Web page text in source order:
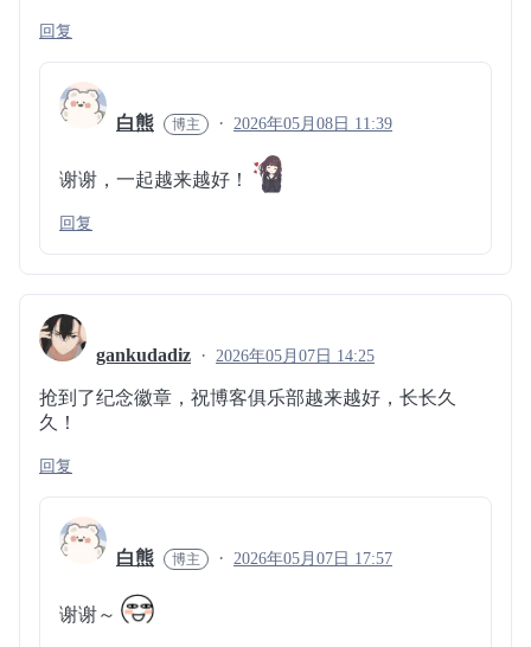
回复
白熊 2026年05月08日 11:39
谢谢，一起越来越好！
回复
gankudadiz 2026年05月07日 14:25
抢到了纪念徽章，祝博客俱乐部越来越好，长长久
久！
回复
白熊 2026年05月07日 17:57
谢谢～